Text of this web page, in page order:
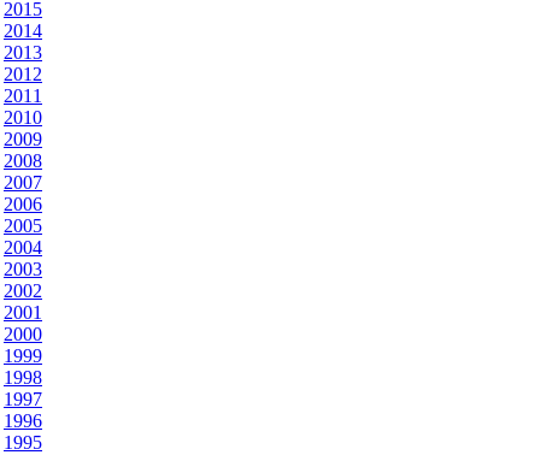
2015
2014
2013
2012
2011
2010
2009
2008
2007
2006
2005
2004
2003
2002
2001
2000
1999
1998
1997
1996
1995